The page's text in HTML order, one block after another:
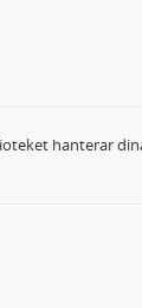
hanterar